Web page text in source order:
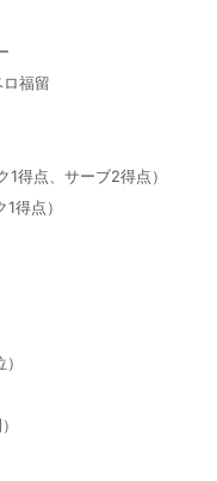
福留
得点、サーブ2得点）
得点）